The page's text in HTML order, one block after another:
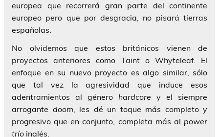
europea que recorrerá gran parte del continente
europeo pero que por desgracia, no pisará tierras
españolas.
No olvidemos que estos británicos vienen de
proyectos anteriores como Tainto Whyteleaf. El
enfoque en su nuevo proyecto es algo similar, sólo
que tal vez la agresividad que induce esos
adentramientos al género hardcore y el siempre
arrogante doom, les dé un toque más completo y
progresivo que en conjunto, completa más al power
trío inglés.